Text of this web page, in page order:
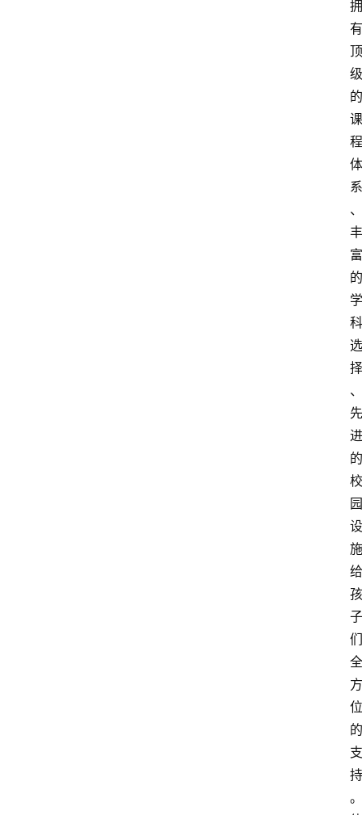
拥
有
顶
级
的
课
程
体
系
、
丰
富
的
学
科
选
择
、
先
进
的
校
园
设
施
给
孩
子
们
全
方
位
的
支
持
。